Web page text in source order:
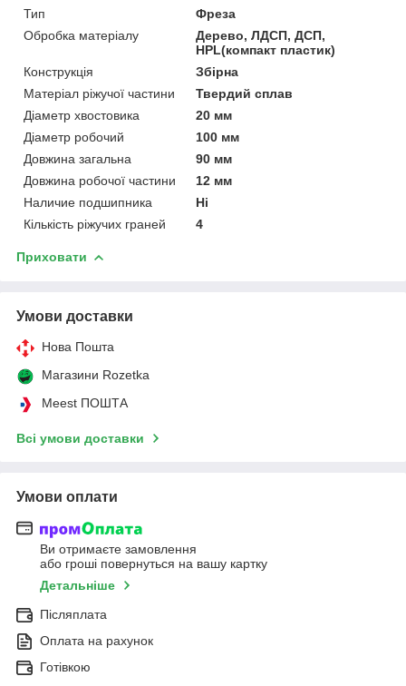
Тип
Фреза
Обробка матеріалу
Дерево, ЛДСП, ДСП,
HPL(компакт пластик)
Конструкція
Збірна
Матеріал ріжучої частини
Твердий сплав
Діаметр хвостовика
20 мм
Діаметр робочий
100 мм
Довжина загальна
90 мм
Довжина робочої частини
12 мм
Наличие подшипника
Ні
Кількість ріжучих граней
4
Приховати
Умови доставки
Нова Пошта
Магазини Rozetka
Meest ПОШТА
Всі умови доставки
Умови оплати
Ви отримаєте замовлення
або гроші повернуться на вашу картку
Детальніше
Післяплата
Оплата на рахунок
Готівкою